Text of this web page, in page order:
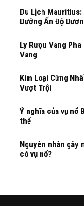
Du Lịch Mauritius:
Dưỡng Ấn Độ
Ly Rượu Vang
Vang
Kim Loại Cứng
Vượt Trội
Ý nghĩa của vụ nổ
thể
Nguyên nhân gây
có vụ nổ?